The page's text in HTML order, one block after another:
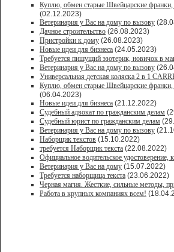
Куплю, обмен старые Швейцарские
(02.12.2023)
Ветеринария у Вас на дому по вызову
Дачное строительство (26.08.2023)
Пристройки к дому (26.08.2023)
Новые идеи для бизнеса (24.05.2023)
Требуется пишущий эзотерик, новичок в
Ветеринария у Вас на дому по вызову
Универсальная детская коляска 2 в 1
Куплю, обмен старые Швейцарские
(06.04.2023)
Новые идеи для бизнеса (21.12.2022)
Судебный адвокат по гражданским делам
Судебный юрист по гражданским делам
Ветеринария у Вас на дому по вызову
Наборщик текстов (15.10.2022)
требуется Наборщик текста (22.08.2022)
Официальное водительское удостоверение,
Ветеринария у Вас на дому (15.07.2022)
Требуется наборщица текста (23.06.2022)
Черная магия. Жесткие, сильные методы,
Работа в крупных компаниях всем!